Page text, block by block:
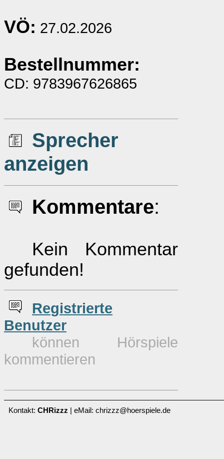
VÖ: 27.02.2026
Bestellnummer:
CD: 9783967626865
Sprecher
anzeigen
Kommentare:
Kein Kommentar
gefunden!
Registrierte
Benutzer
können Hörspiele
kommentieren
Kontakt: CHRizzz | eMail: chrizzz@hoerspiele.de